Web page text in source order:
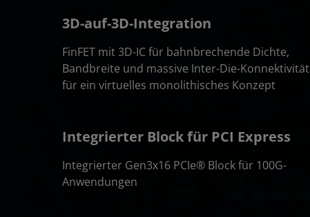
3D-auf-3D-Integration
FinFET mit 3D-IC für bahnbrechende Dichte,
Bandbreite und massive Inter-Die-Konnektivität
für ein virtuelles monolithisches Konzept
Integrierter Block für PCI Express
Integrierter Gen3x16 PCIe® Block für 100G-
Anwendungen